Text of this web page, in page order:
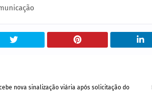
nova sinalização viária após solicitação do